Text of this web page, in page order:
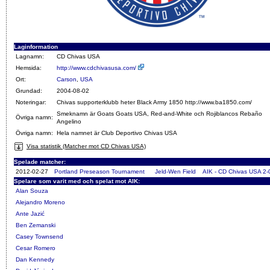
Laginformation
Lagnamn:
CD Chivas USA
Hemsida:
http://www.cdchivasusa.com/
Ort:
Carson
USA
Grundad:
2004-08-02
Noteringar:
Chivas supporterklubb heter Black Army 1850 http://www.ba1850.com/
Övriga namn:
Smeknamn är Goats Goats USA, Red-and-White och Rojiblancos Rebaño
Angelino
Övriga namn:
Hela namnet är Club Deportivo Chivas USA
Visa statistik (Matcher mot CD Chivas USA)
Spelade matcher:
2012-02-27
Portland Preseason Tournament Jeld-Wen Field
AIK - CD Chivas USA 2-
Spelare som varit med och spelat mot AIK:
Alan Souza
Alejandro Moreno
Ante Jazić
Ben Zemanski
Casey Townsend
Cesar Romero
Dan Kennedy